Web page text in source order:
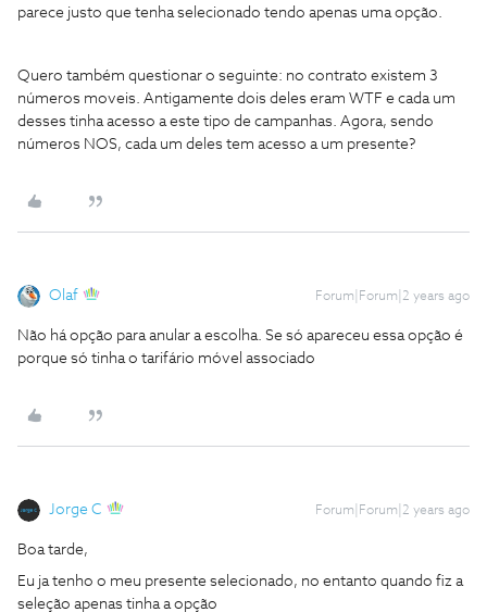
parece justo que tenha selecionado tendo apenas uma opção.
Quero também questionar o seguinte: no contrato existem 3
números moveis. Antigamente dois deles eram WTF e cada um
desses tinha acesso a este tipo de campanhas. Agora, sendo
números NOS, cada um deles tem acesso a um presente?
Olaf Forum|Forum|2 years ago
Não há opção para anular a escolha. Se só apareceu essa opção é
porque só tinha o tarifário móvel associado
Jorge C Forum|Forum|2 years ago
Boa tarde,
Eu ja tenho o meu presente selecionado, no entanto quando fiz a
seleção apenas tinha a opção